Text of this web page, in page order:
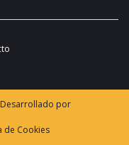
por
de Cookies